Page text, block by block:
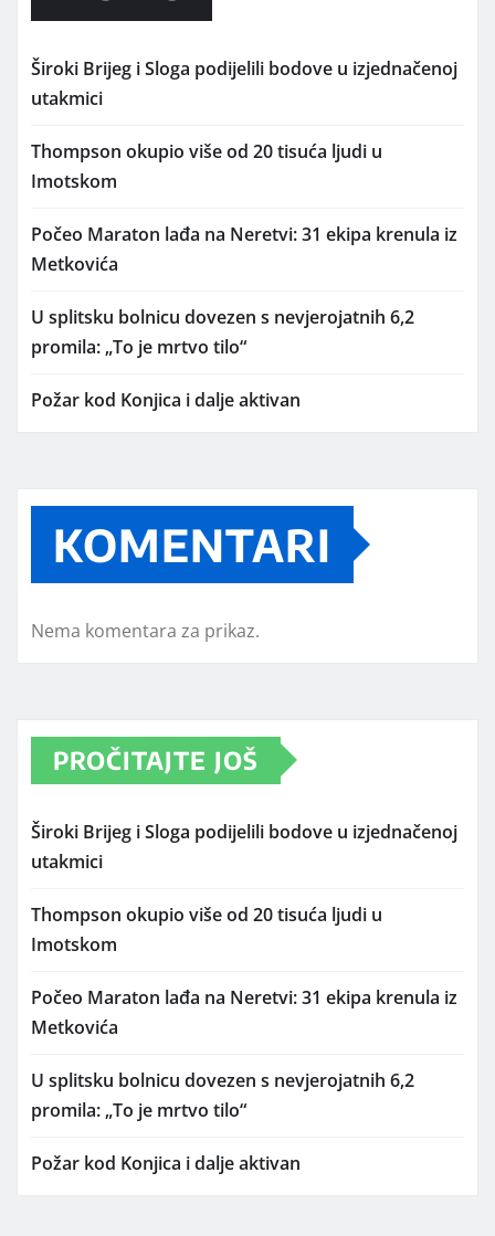
Široki Brijeg i Sloga podijelili bodove u izjednačenoj
utakmici
Thompson okupio više od 20 tisuća ljudi u
Imotskom
Počeo Maraton lađa na Neretvi: 31 ekipa krenula iz
Metkovića
U splitsku bolnicu dovezen s nevjerojatnih 6,2
promila: „To je mrtvo tilo“
Požar kod Konjica i dalje aktivan
KOMENTARI
Nema komentara za prikaz.
PROČITAJTE JOŠ
Široki Brijeg i Sloga podijelili bodove u izjednačenoj
utakmici
Thompson okupio više od 20 tisuća ljudi u
Imotskom
Počeo Maraton lađa na Neretvi: 31 ekipa krenula iz
Metkovića
U splitsku bolnicu dovezen s nevjerojatnih 6,2
promila: „To je mrtvo tilo“
Požar kod Konjica i dalje aktivan